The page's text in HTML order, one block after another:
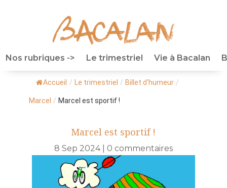
Nos rubriques -> Le trimestriel Vie à Bacalan
Accueil / Le trimestriel / Billet d'humeur /
Marcel / Marcel est sportif !
Marcel est sportif !
8 Sep 2024| 0 commentaires